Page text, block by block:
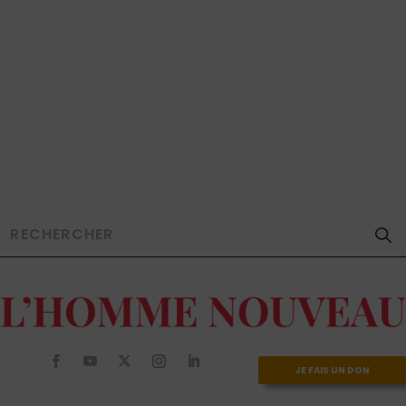
JE FAIS UN DON